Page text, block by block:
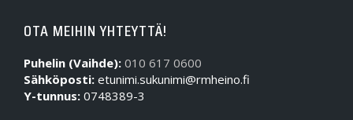
OTA MEIHIN YHTEYTTÄ!
Puhelin (Vaihde): 010 617 0600
Sähköposti: etunimi.sukunimi@rmheino.fi
Y-tunnus: 0748389-3